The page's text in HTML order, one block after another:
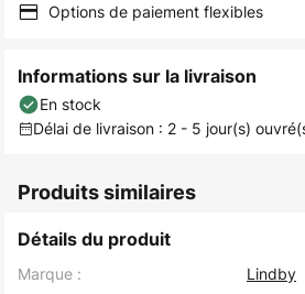
Options de paiement flexibles
Informations sur la livraison
En stock
Délai de livraison : 2 - 5 jour(s)
Produits similaires
Détails du produit
Marque :
Lindby